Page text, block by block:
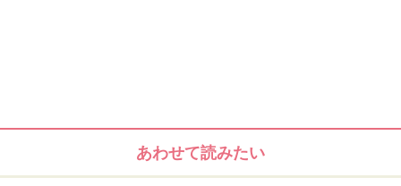
※記事内容は執筆時点のものです。最新の内容をご確認くださ
あわせて読みたい